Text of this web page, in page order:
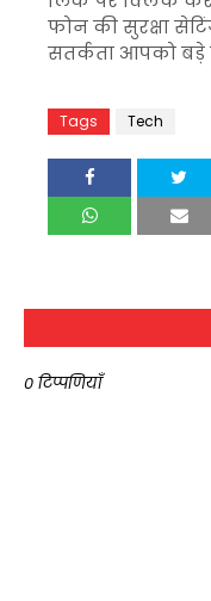
फोन की सुरक्षा
सतर्कता आपको बड़े
Tags Tech
0 टिप्पणियाँ